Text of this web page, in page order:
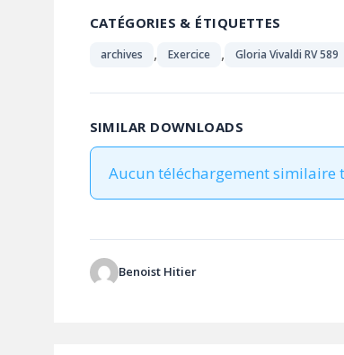
CATÉGORIES & ÉTIQUETTES
archives , Exercice , Gloria Vivaldi RV 589
SIMILAR DOWNLOADS
Aucun téléchargement similaire
Benoist Hitier